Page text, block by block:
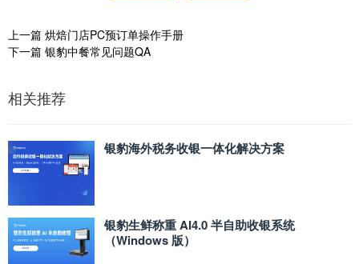
上一篇 烘焙门店PC预订单操作手册
下一篇 银豹中餐常见问题QA
相关推荐
银豹海外税务收银一体化解决方案
银豹生鲜称重 AI4.0 半自助收银系统
（Windows 版）